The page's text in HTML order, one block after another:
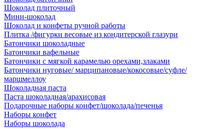
Шоколад плиточный
Мини-шоколад
Шоколад и конфеты ручной работы
Плитка /фигурки весовые из кондитерской глазури
Батончики шоколадные
Батончики вафельные
Батончики с мягкой карамелью орехами,злаками
Батончики нуговые/ марципановые/кокосовые/суфле/
маршмеллоу
Шоколадная паста
Паста шоколадная/арахисовая
Подарочные наборы конфет/шоколада/печенья
Наборы конфет
Наборы шоколада